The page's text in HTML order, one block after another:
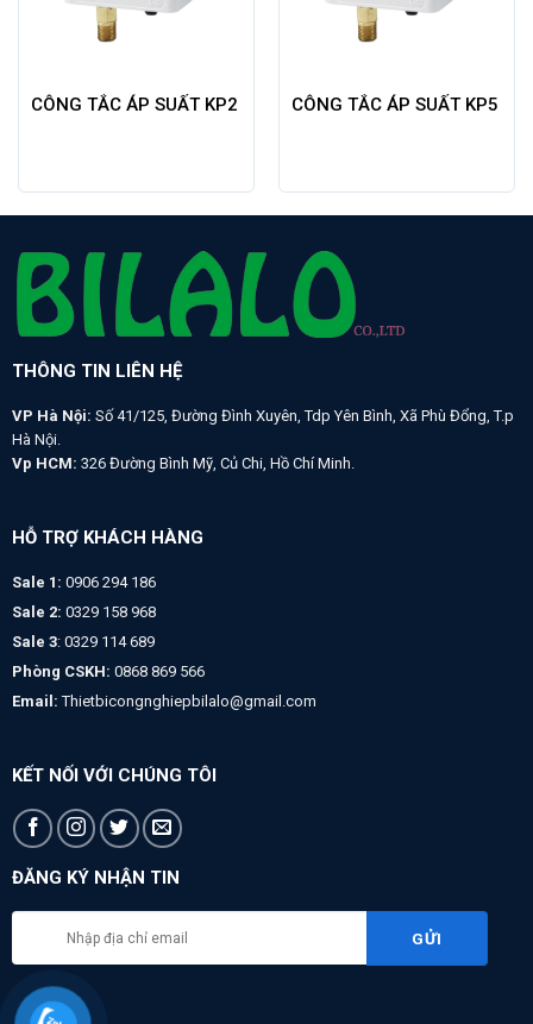
CÔNG TẮC ÁP SUẤT KP2 CÔNG TẮC ÁP SUẤT KP5
THÔNG TIN LIÊN HỆ
VP Hà Nội: Số 41/125, Đường Đình Xuyên, Tdp Yên Bình, Xã Phù Đổng, T.p
Hà Nội.
Vp HCM: 326 Đường Bình Mỹ, Củ Chi, Hồ Chí Minh.
HỖ TRỢ KHÁCH HÀNG
Sale 1: 0906 294 186
Sale 2: 0329 158 968
Sale 3: 0329 114 689
Phòng CSKH: 0868 869 566
Email: Thietbicongnghiepbilalo@gmail.com
KẾT NỐI VỚI CHÚNG TÔI
ĐĂNG KÝ NHẬN TIN